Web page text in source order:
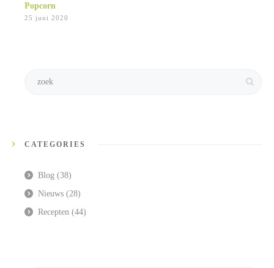
Popcorn
25 juni 2020
CATEGORIES
Blog (38)
Nieuws (28)
Recepten (44)